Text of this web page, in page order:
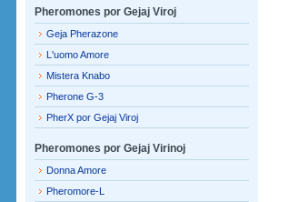
Pheromones por Gejaj Viroj
Geja Pherazone
L'uomo Amore
Mistera Knabo
Pherone G-3
PherX por Gejaj Viroj
Pheromones por Gejaj Virinoj
Donna Amore
Pheromore-L